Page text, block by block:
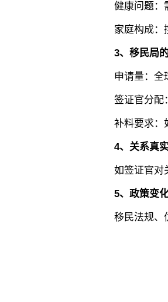
健康问题：需
家庭构成：携
3、移民局的
申请量：全球
签证官分配：
补料要求：如
4、 关系真
如签证官对关
5、 政策变化
移民法规、优